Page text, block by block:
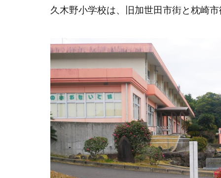
久木野小学校は、旧加世田市街と枕崎